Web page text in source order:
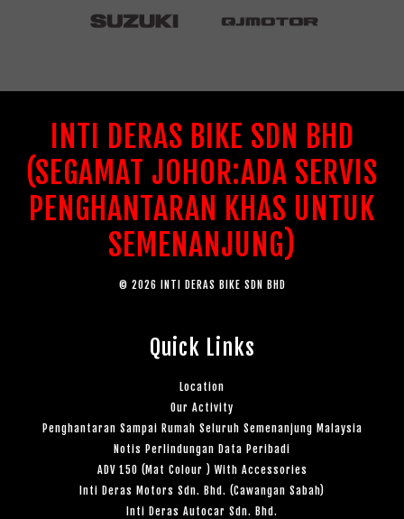
INTI DERAS BIKE SDN BHD
(SEGAMAT JOHOR:ADA SERVIS
PENGHANTARAN KHAS UNTUK
SEMENANJUNG)
© 2026 INTI DERAS BIKE SDN BHD
Quick Links
Location
Our Activity
Penghantaran Sampai Rumah Seluruh Semenanjung Malaysia
Notis Perlindungan Data Peribadi
ADV 150 (Mat Colour ) With Accessories
Inti Deras Motors Sdn. Bhd. (Cawangan Sabah)
Inti Deras Autocar Sdn. Bhd.